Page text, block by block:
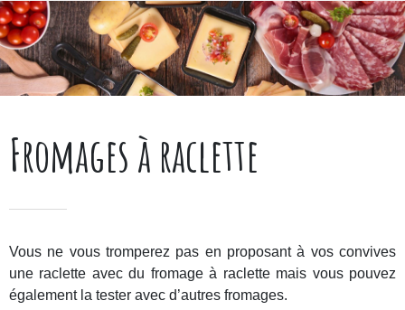
Fromages à raclette
Vous ne vous tromperez pas en proposant à vos convives
une raclette avec du fromage à raclette mais vous pouvez
également la tester avec d’autres fromages.